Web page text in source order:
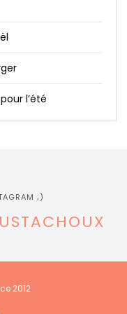
l’été
;)
2012